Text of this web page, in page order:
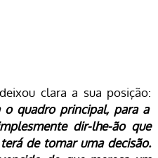
clara a sua posição:
o quadro principal, para a
dir-lhe-ão que
de tomar uma decisão.